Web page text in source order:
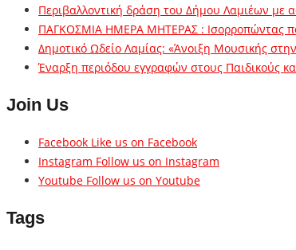
Περιβαλλοντική δράση του Δήμου Λαμιέων με
ΠΑΓΚΟΣΜΙΑ ΗΜΕΡΑ ΜΗΤΕΡΑΣ : Ισορροπώντας
Δημοτικό Ωδείο Λαμίας: «Άνοιξη Μουσικής
Έναρξη περιόδου εγγραφών στους Παιδικούς
Join Us
Facebook Like us on Facebook
Instagram Follow us on Instagram
Youtube Follow us on Youtube
Tags